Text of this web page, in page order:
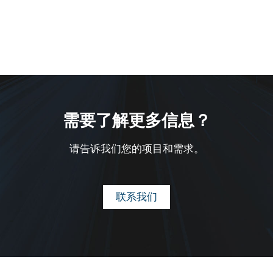
需要了解更多信息？
请告诉我们您的项目和需求。
联系我们